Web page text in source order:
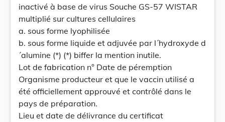
inactivé à base de virus Souche GS-57 WISTAR
multiplié sur cultures cellulaires
a. sous forme lyophilisée
b. sous forme liquide et adjuvée par l´hydroxyde d
´alumine (*) (*) biffer la mention inutile.
Lot de fabrication n° Date de péremption
Organisme producteur et que le vaccin utilisé a
été officiellement approuvé et contrôlé dans le
pays de préparation.
Lieu et date de délivrance du certificat